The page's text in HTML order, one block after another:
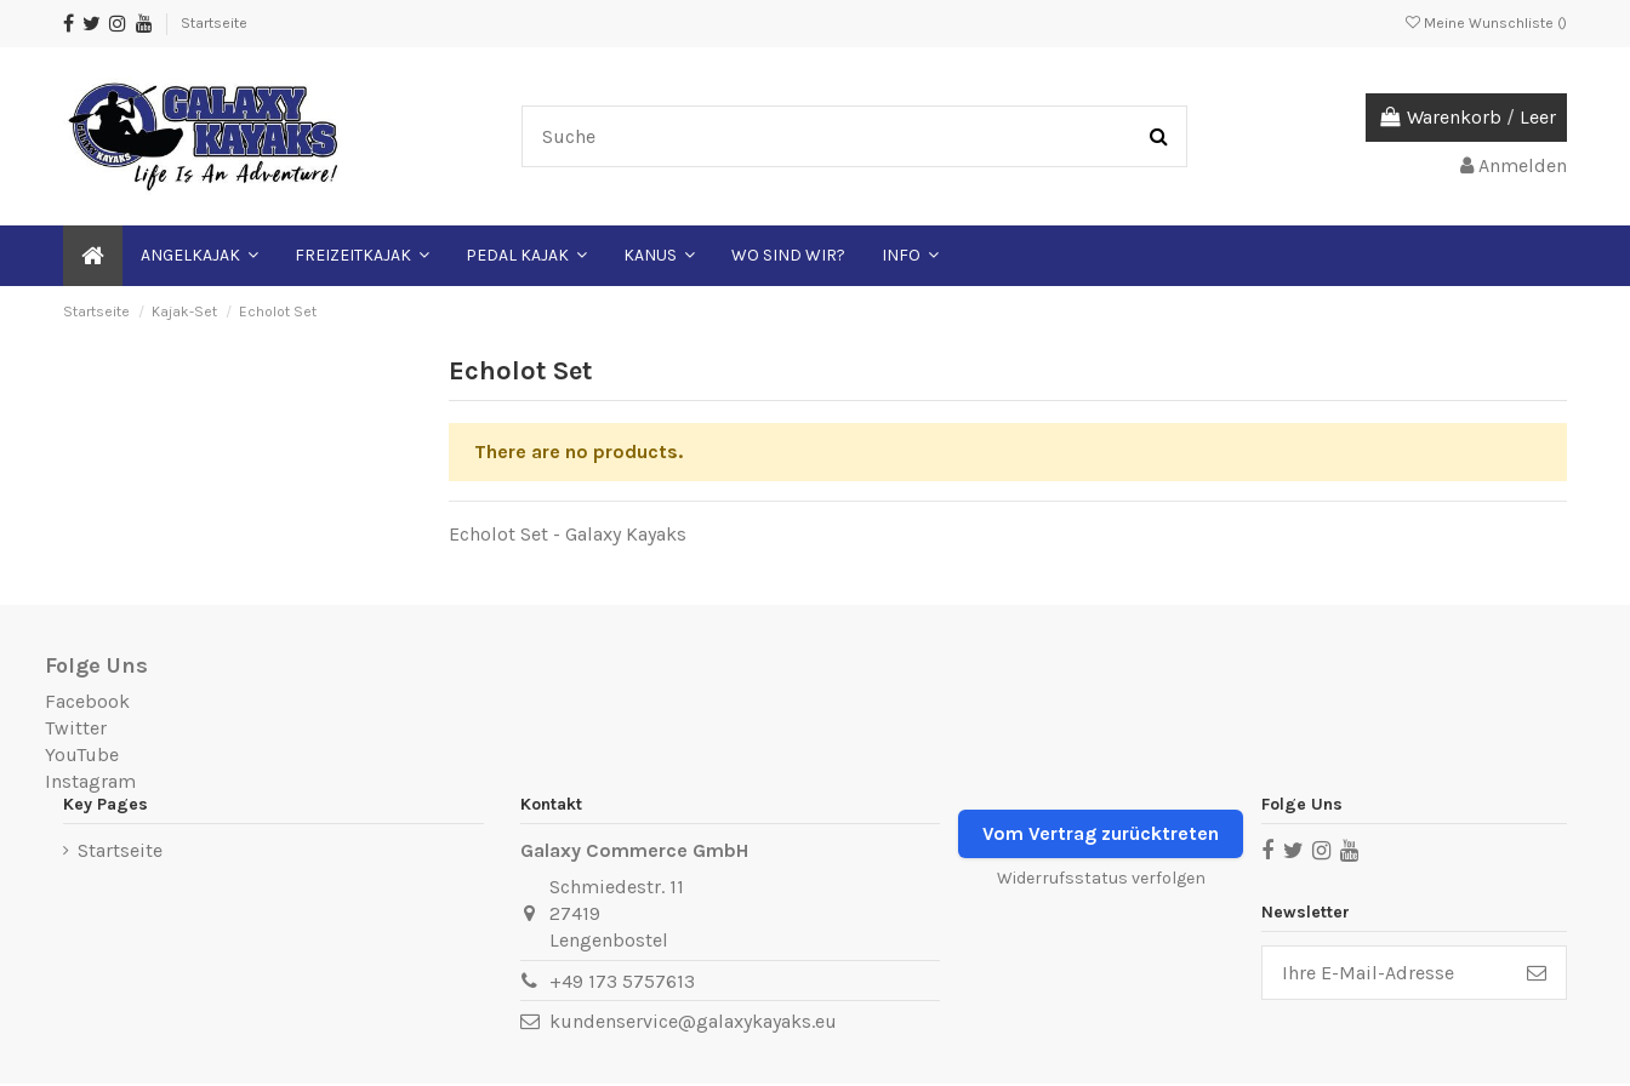
Startseite Meine Wunschliste ()
Warenkorb / Leer
Anmelden
ANGELKAJAK FREIZEITKAJAK PEDAL KAJAK KANUS WO SIND WIR? INFO
Startseite Kajak-Set Echolot Set
Echolot Set
There are no products.
Echolot Set - Galaxy Kayaks
Folge Uns
Facebook
Twitter
YouTube
Instagram
Key Pages
Startseite
Kontakt
Galaxy Commerce GmbH
Schmiedestr. 11
27419
Lengenbostel
+49 173 5757613
kundenservice@galaxykayaks.eu
Vom Vertrag zurücktreten
Widerrufsstatus verfolgen
Folge Uns
Newsletter